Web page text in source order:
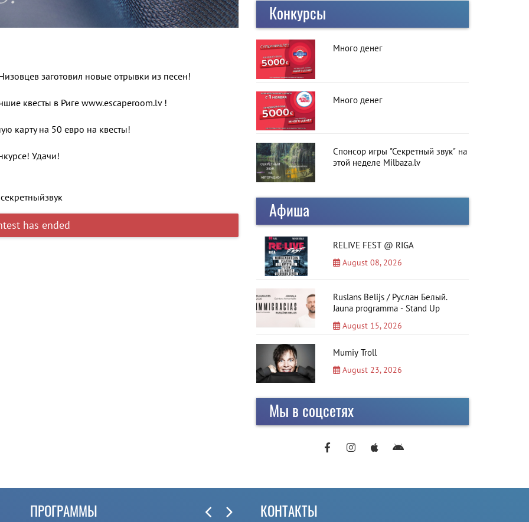
заготовил новые отрывки из песен!
квесты в Риге www.escaperoom.lv !
карту на 50 евро на квесты!
Удачи!
Конкурсы
Много денег
Много денег
Спонсор игры "Секретный звук" на
этой неделе Milbaza.lv
Афиша
RELIVE FEST @ RIGA
August 08, 2026
Ruslans Belijs / Руслан Белый.
Jauna programma - Stand Up
August 15, 2026
Mumiy Troll
August 23, 2026
Мы в соцсетях
ПРОГРАММЫ КОНТАКТЫ